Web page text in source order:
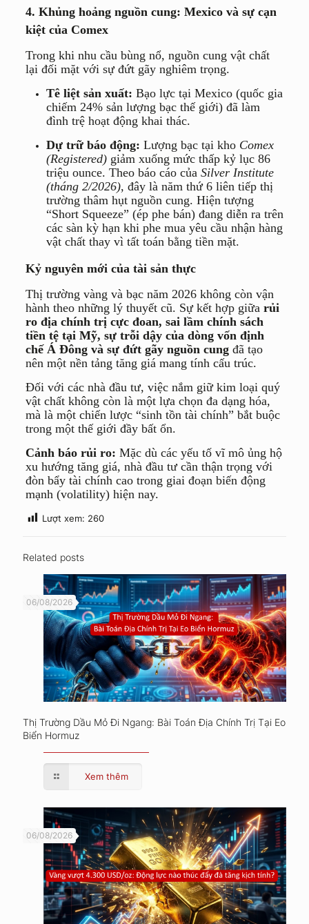
4. Khủng hoảng nguồn cung: Mexico và sự cạn
kiệt của Comex
Trong khi nhu cầu bùng nổ, nguồn cung vật chất
lại đối mặt với sự đứt gãy nghiêm trọng.
Tê liệt sản xuất: Bạo lực tại Mexico (quốc gia
chiếm 24%sản lượng bạc thế giới) đã làm
đình trệ hoạt động khai thác.
Dự trữ báo động: Lượng bạc tại kho Comex
(Registered)giảm xuống mức thấp kỷ lục 86
triệu ounce. Theo báo cáo của Silver Institute
(tháng 2/2026), đây là năm thứ 6 liên tiếp thị
trường thâm hụt nguồn cung. Hiện tượng
“Short Squeeze” (ép phe bán) đang diễn ra trên
các sàn kỳ hạn khi phe mua yêu cầu nhận hàng
vật chất thay vì tất toán bằng tiền mặt.
Kỷ nguyên mới của tài sản thực
Thị trường vàng và bạc năm 2026 không còn vận
hành theo những lý thuyết cũ. Sự kết hợp giữa rủi
ro địa chính trị cực đoan, sai lầm chính sách
tiền tệ tại Mỹ, sự trỗi dậy của dòng vốn định
chế Á Đông và sự đứt gãy nguồn cungđã tạo
nên một nền tảng tăng giá mang tính cấu trúc.
Đối với các nhà đầu tư, việc nắm giữ kim loại quý
vật chất không còn là một lựa chọn đa dạng hóa,
mà là một chiến lược “sinh tồn tài chính” bắt buộc
trong một thế giới đầy bất ổn.
Cảnh báo rủi ro: Mặc dù các yếu tố vĩ mô ủng hộ
xu hướng tăng giá, nhà đầu tư cần thận trọng với
đòn bẩy tài chính cao trong giai đoạn biến động
mạnh (volatility) hiện nay.
Lượt xem: 260
Related posts
06/08/2026
Thị Trường Dầu Mỏ Đi Ngang: Bài Toán Địa Chính Trị Tại Eo
Biển Hormuz
Xem thêm
06/08/2026